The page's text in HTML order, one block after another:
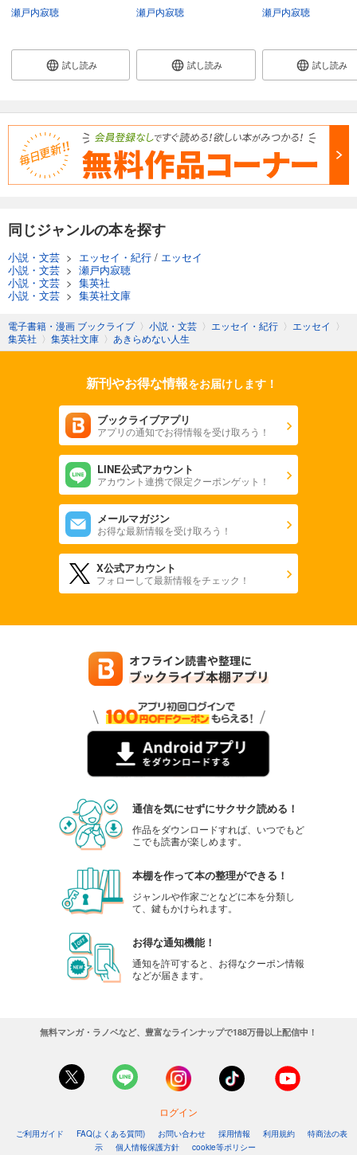
瀬戸内寂聴
試し読み
瀬戸内寂聴
試し読み
瀬戸内寂聴
試し読み
同じジャンルの本を探す
小説・文芸 > エッセイ・紀行 / エッセイ
小説・文芸 > 瀬戸内寂聴
小説・文芸 > 集英社
小説・文芸 > 集英社文庫
電子書籍・漫画 ブックライブ 〉 小説・文芸 〉 エッセイ・紀行 〉 エッセイ 〉
集英社 〉 集英社文庫 〉 あきらめない人生
新刊やお得な情報をお届けします！
ブックライブアプリ
アプリの通知でお得情報を受け取ろう！
LINE公式アカウント
アカウント連携で限定クーポンゲット！
メールマガジン
お得な最新情報を受け取ろう！
X公式アカウント
フォローして最新情報をチェック！
通信を気にせずにサクサク読める！
作品をダウンロードすれば、いつでもど
こでも読書が楽しめます。
本棚を作って本の整理ができる！
ジャンルや作家ごとなどに本を分類し
て、鍵もかけられます。
お得な通知機能！
通知を許可すると、お得なクーポン情報
などが届きます。
無料マンガ・ラノベなど、豊富なラインナップで188万冊以上配信中！
ログイン
ご利用ガイド FAQ(よくある質問) お問い合わせ 採用情報 利用規約
特商法の表
示
個人情報保護方針 cookie等ポリシー